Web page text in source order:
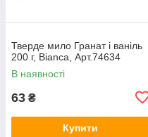
Тверде мило Гранат і ваніль
200 г, Bianca, Арт.74634
В наявності
63 ₴
Купити